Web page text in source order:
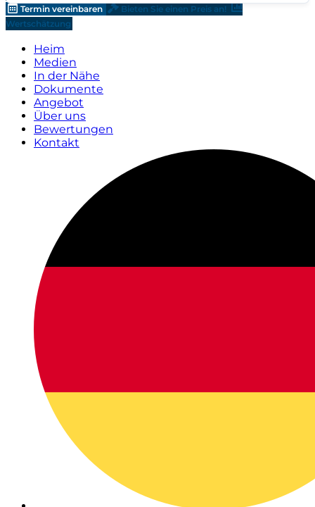
Termin vereinbaren
Bieten Sie einen Preis an!
Wertschätzung
Heim
Medien
In der Nähe
Dokumente
Angebot
Über uns
Bewertungen
Kontakt